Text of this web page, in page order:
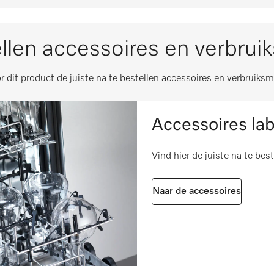
135
i 290
i
accessoires en
dit product de juiste na te bestellen accessoires en
Accessoires
Vind hier de juiste na te
Naar de accessoires